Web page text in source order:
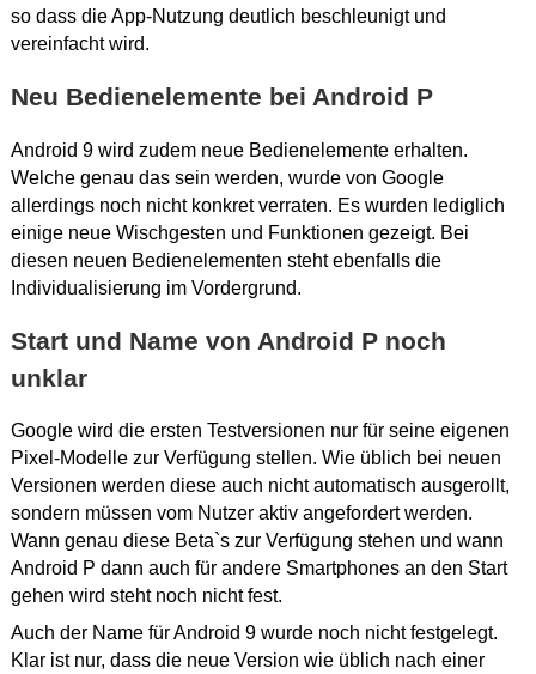
so dass die App-Nutzung deutlich beschleunigt und
vereinfacht wird.
Neu Bedienelemente bei Android P
Android 9 wird zudem neue Bedienelemente erhalten.
Welche genau das sein werden, wurde von Google
allerdings noch nicht konkret verraten. Es wurden lediglich
einige neue Wischgesten und Funktionen gezeigt. Bei
diesen neuen Bedienelementen steht ebenfalls die
Individualisierung im Vordergrund.
Start und Name von Android P noch
unklar
Google wird die ersten Testversionen nur für seine eigenen
Pixel-Modelle zur Verfügung stellen. Wie üblich bei neuen
Versionen werden diese auch nicht automatisch ausgerollt,
sondern müssen vom Nutzer aktiv angefordert werden.
Wann genau diese Beta`s zur Verfügung stehen und wann
Android P dann auch für andere Smartphones an den Start
gehen wird steht noch nicht fest.
Auch der Name für Android 9 wurde noch nicht festgelegt.
Klar ist nur, dass die neue Version wie üblich nach einer